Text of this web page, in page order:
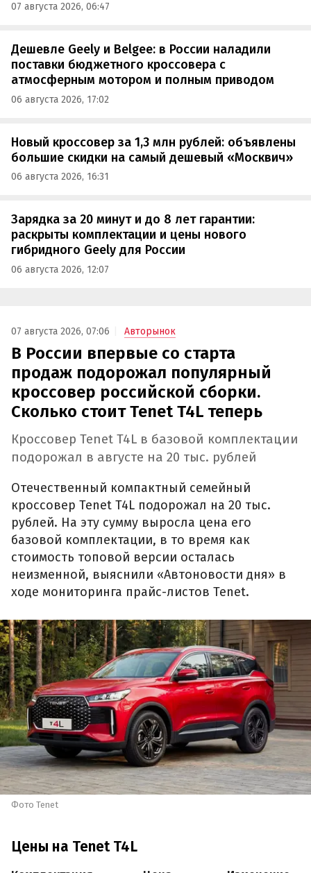
07 августа 2026, 06:47
Дешевле Geely и Belgee: в России наладили
поставки бюджетного кроссовера с
атмосферным мотором и полным приводом
06 августа 2026, 17:02
Новый кроссовер за 1,3 млн рублей: объявлены
большие скидки на самый дешевый «Москвич»
06 августа 2026, 16:31
Зарядка за 20 минут и до 8 лет гарантии:
раскрыты комплектации и цены нового
гибридного Geely для России
06 августа 2026, 12:07
07 августа 2026, 07:06 Авторынок
В России впервые со старта
продаж подорожал популярный
кроссовер российской сборки.
Сколько стоит Tenet T4L теперь
Кроссовер Tenet T4L в базовой комплектации
подорожал в августе на 20 тыс. рублей
Отечественный компактный семейный
кроссовер Tenet T4L подорожал на 20 тыс.
рублей. На эту сумму выросла цена его
базовой комплектации, в то время как
стоимость топовой версии осталась
неизменной, выяснили «Автоновости дня» в
ходе мониторинга прайс-листов Tenet.
Фото Tenet
Цены на Tenet T4L